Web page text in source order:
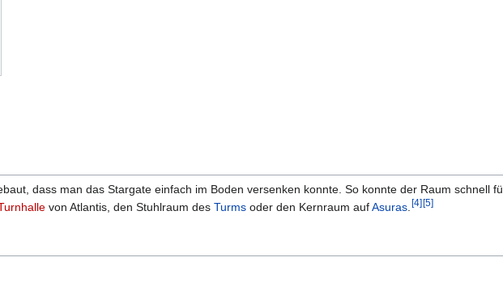
dass man das Stargate einfach im Boden versenken konnte. So konnte der Raum schnell
von Atlantis, den Stuhlraum desTurms oder den Kernraum aufAsuras [4][5]